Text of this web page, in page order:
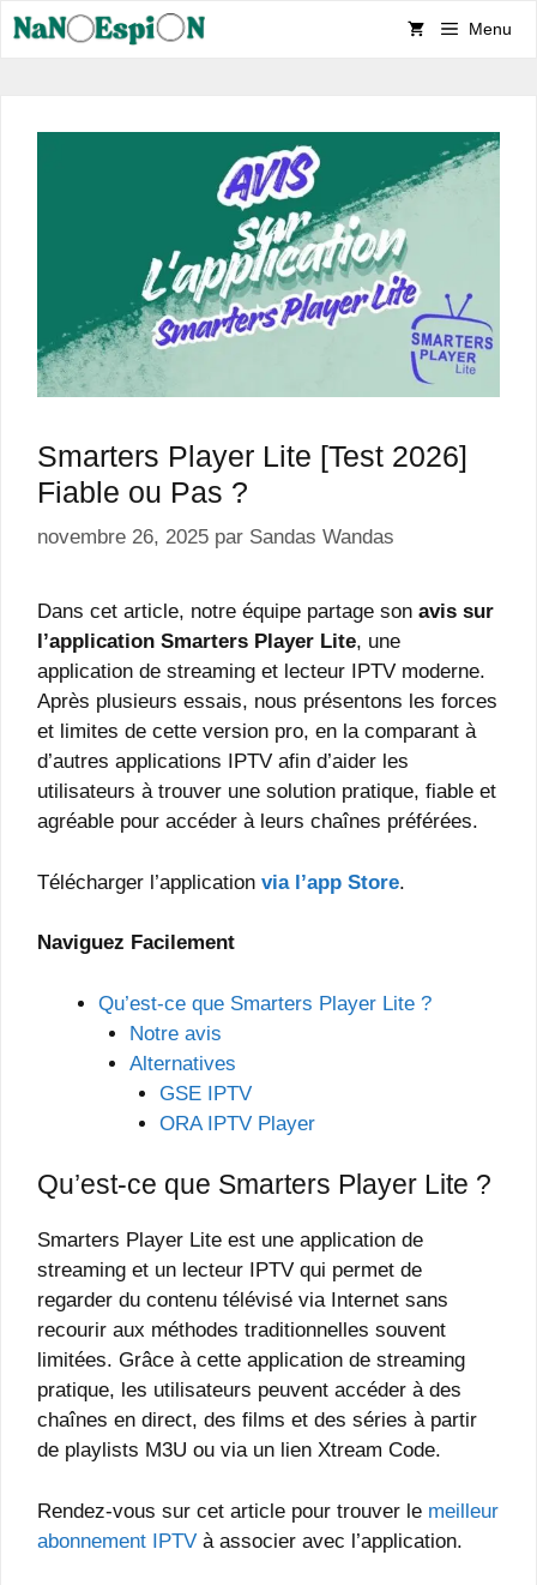
Aller
au
Menu
Smarters Player Lite [Test 2026]
Fiable ou Pas ?
novembre 26, 2025 par Sandas Wandas
Dans cet article, notre équipe partage son avis sur
l’application Smarters Player Lite, une
application de streaming et lecteur IPTV moderne.
Après plusieurs essais, nous présentons les forces
et limites de cette version pro, en la comparant à
d’autres applications IPTV afin d’aider les
utilisateurs à trouver une solution pratique, fiable et
agréable pour accéder à leurs chaînes préférées.
Télécharger l’application via l’app Store.
Naviguez Facilement
Qu’est-ce que Smarters Player Lite ?
Notre avis
Alternatives
GSE IPTV
ORA IPTV Player
Qu’est-ce que Smarters Player Lite ?
Smarters Player Lite est une application de
streaming et un lecteur IPTV qui permet de
regarder du contenu télévisé via Internet sans
recourir aux méthodes traditionnelles souvent
limitées. Grâce à cette application de streaming
pratique, les utilisateurs peuvent accéder à des
chaînes en direct, des films et des séries à partir
de playlists M3U ou via un lien Xtream Code.
Rendez-vous sur cet article pour trouver le meilleur
abonnement IPTV à associer avec l’application.